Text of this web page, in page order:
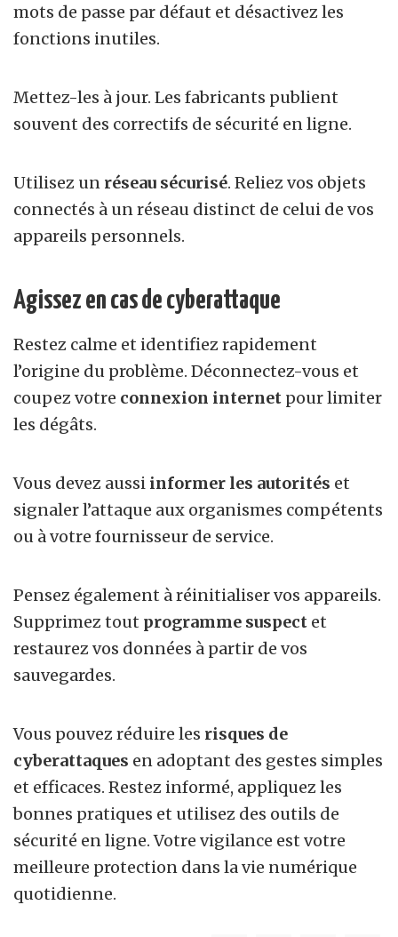
mots de passe par défaut et désactivez les
fonctions inutiles.
Mettez-les à jour. Les fabricants publient
souvent des correctifs de sécurité en ligne.
Utilisez un réseau sécurisé. Reliez vos objets
connectés à un réseau distinct de celui de vos
appareils personnels.
Agissez en cas de cyberattaque
Restez calme et identifiez rapidement
l’origine du problème. Déconnectez-vous et
coupez votre connexion internet pour limiter
les dégâts.
Vous devez aussi informer les autorités et
signaler l’attaque aux organismes compétents
ou à votre fournisseur de service.
Pensez également à réinitialiser vos appareils.
Supprimez tout programme suspect et
restaurez vos données à partir de vos
sauvegardes.
Vous pouvez réduire les risques de
cyberattaques en adoptant des gestes simples
et efficaces. Restez informé, appliquez les
bonnes pratiques et utilisez des outils de
sécurité en ligne. Votre vigilance est votre
meilleure protection dans la vie numérique
quotidienne.